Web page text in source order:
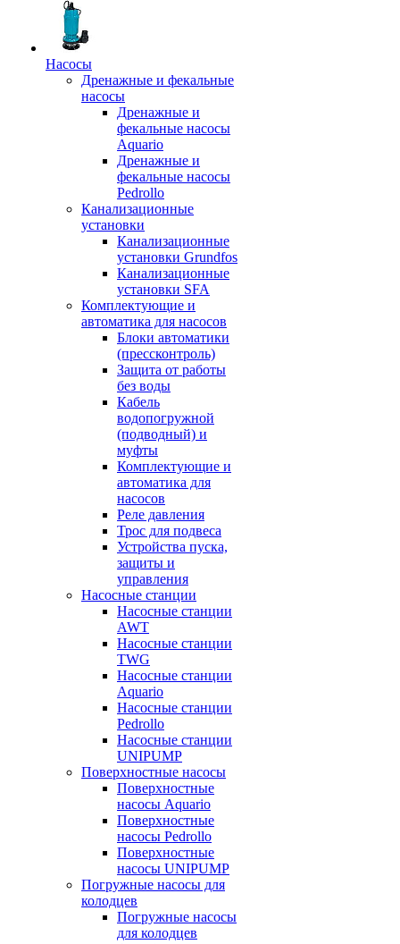
Насосы
Дренажные и фекальные
насосы
Дренажные и
фекальные насосы
Aquario
Дренажные и
фекальные насосы
Pedrollo
Канализационные
установки
Канализационные
установки Grundfos
Канализационные
установки SFA
Комплектующие и
автоматика для насосов
Блоки автоматики
(прессконтроль)
Защита от работы
без воды
Кабель
водопогружной
(подводный) и
муфты
Комплектующие и
автоматика для
насосов
Реле давления
Трос для подвеса
Устройства пуска,
защиты и
управления
Насосные станции
Насосные станции
AWT
Насосные станции
TWG
Насосные станции
Aquario
Насосные станции
Pedrollo
Насосные станции
UNIPUMP
Поверхностные насосы
Поверхностные
насосы Aquario
Поверхностные
насосы Pedrollo
Поверхностные
насосы UNIPUMP
Погружные насосы для
колодцев
Погружные насосы
для колодцев